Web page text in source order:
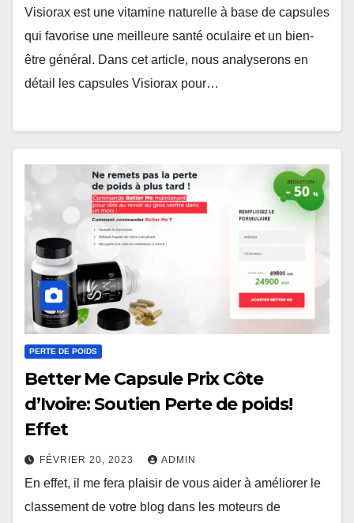
Visiorax est une vitamine naturelle à base de capsules
qui favorise une meilleure santé oculaire et un bien-
être général. Dans cet article, nous analyserons en
détail les capsules Visiorax pour…
PERTE DE POIDS
Better Me Capsule Prix Côte
d’Ivoire: Soutien Perte de poids!
Effet
FÉVRIER 20, 2023 ADMIN
En effet, il me fera plaisir de vous aider à améliorer le
classement de votre blog dans les moteurs de